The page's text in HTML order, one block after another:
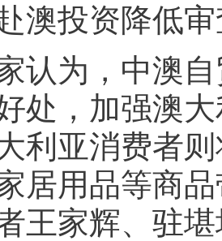
澳投资降低
为，中澳自
处，加强澳
利亚消费者
居用品等商
王家辉、驻